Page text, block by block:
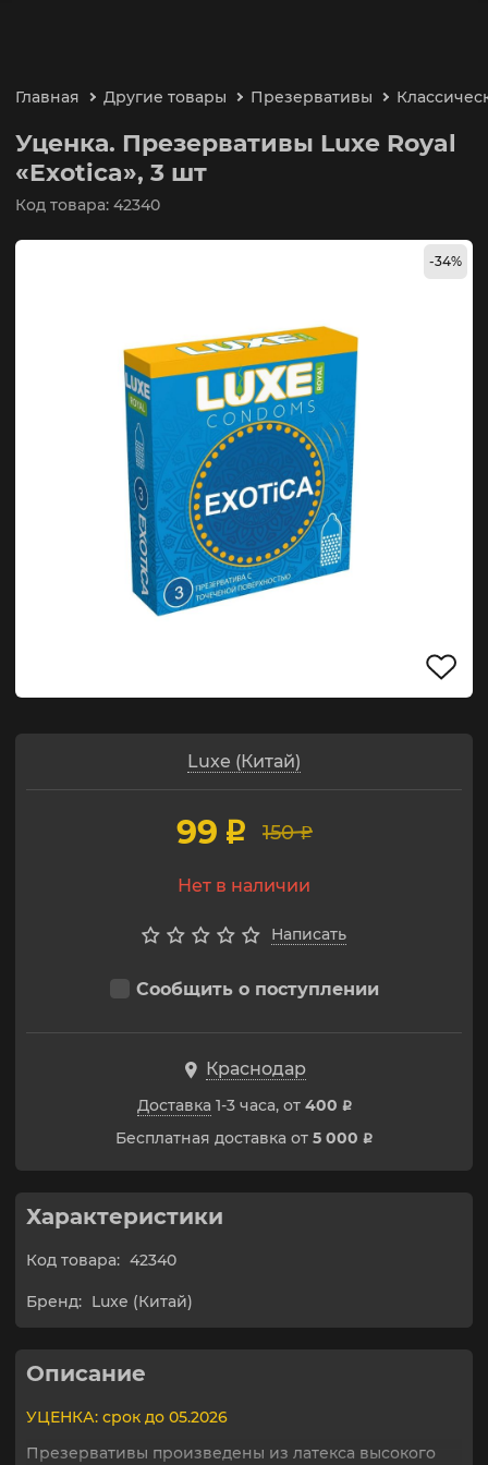
Главная Другие товары Презервативы
Уценка. Презервативы Luxe Royal
«Exotica», 3 шт
Код товара: 42340
-34%
Luxe (Китай)
150 p
99 p
Нет в наличии
Написать
Сообщить о поступлении
Краснодар
Доставка 1-3 часа, от 400 p
Бесплатная доставка от 5 000 p
Характеристики
Код товара: 42340
Бренд: Luxe (Китай)
Описание
УЦЕНКА: срок до 05.2026
Презервативы произведены из латекса высокого